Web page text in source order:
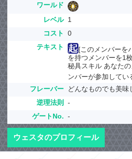
ワールド
レベル 1
コスト
0
テキスト
[このメンバーを
を持つメンバーを1
秘具スキル あなた
ンバーが参加して
フレーバー
どんなものでも美味
逆理法則
-
ゲートNo. -
ウェスタのプロフィール